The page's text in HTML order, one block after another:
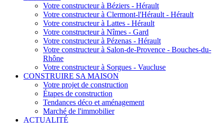
Votre constructeur à Béziers - Hérault
Votre constructeur à Clermont-l'Hérault - Hérault
Votre constructeur à Lattes - Hérault
Votre constructeur à Nîmes - Gard
Votre constructeur à Pézenas - Hérault
Votre constructeur à Salon-de-Provence - Bouches-du-
Rhône
Votre constructeur à Sorgues - Vaucluse
CONSTRUIRE SA MAISON
Votre projet de construction
Étapes de construction
Tendances déco et aménagement
Marché de l'immobilier
ACTUALITÉ